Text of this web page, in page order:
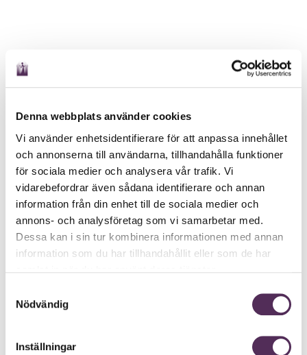
Denna webbplats använder cookies
Vi använder enhetsidentifierare för att anpassa innehållet
och annonserna till användarna, tillhandahålla funktioner
för sociala medier och analysera vår trafik. Vi
vidarebefordrar även sådana identifierare och annan
information från din enhet till de sociala medier och
annons- och analysföretag som vi samarbetar med.
Dessa kan i sin tur kombinera informationen med annan
information som du har tillhandahållit eller som de har
Nödvändig
Inställningar